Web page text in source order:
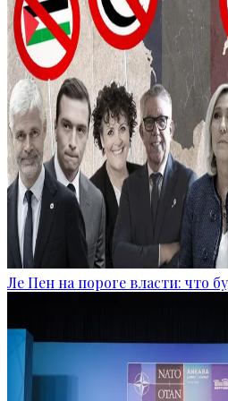
Ле Пен на пороге власти: что